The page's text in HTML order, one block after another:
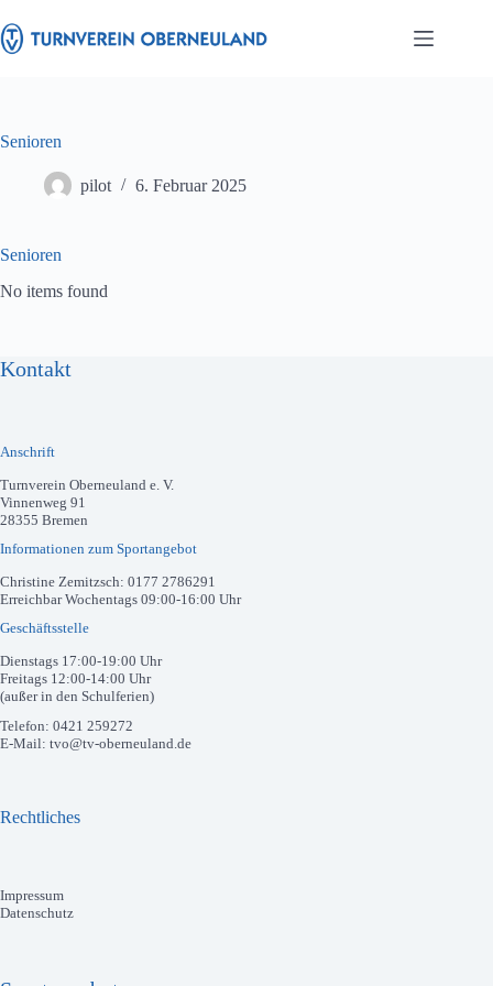
Inhalt
springen
Senioren
pilot 6. Februar 2025
Senioren
No items found
Kontakt
Anschrift
Turnverein Oberneuland e. V.
Vinnenweg 91
28355 Bremen
Informationen zum Sportangebot
Christine Zemitzsch: 0177 2786291
Erreichbar Wochentags 09:00-16:00 Uhr
Geschäftsstelle
Dienstags 17:00-19:00 Uhr
Freitags 12:00-14:00 Uhr
(außer in den Schulferien)
Telefon: 0421 259272
E-Mail: tvo@tv-oberneuland.de
Rechtliches
Impressum
Datenschutz